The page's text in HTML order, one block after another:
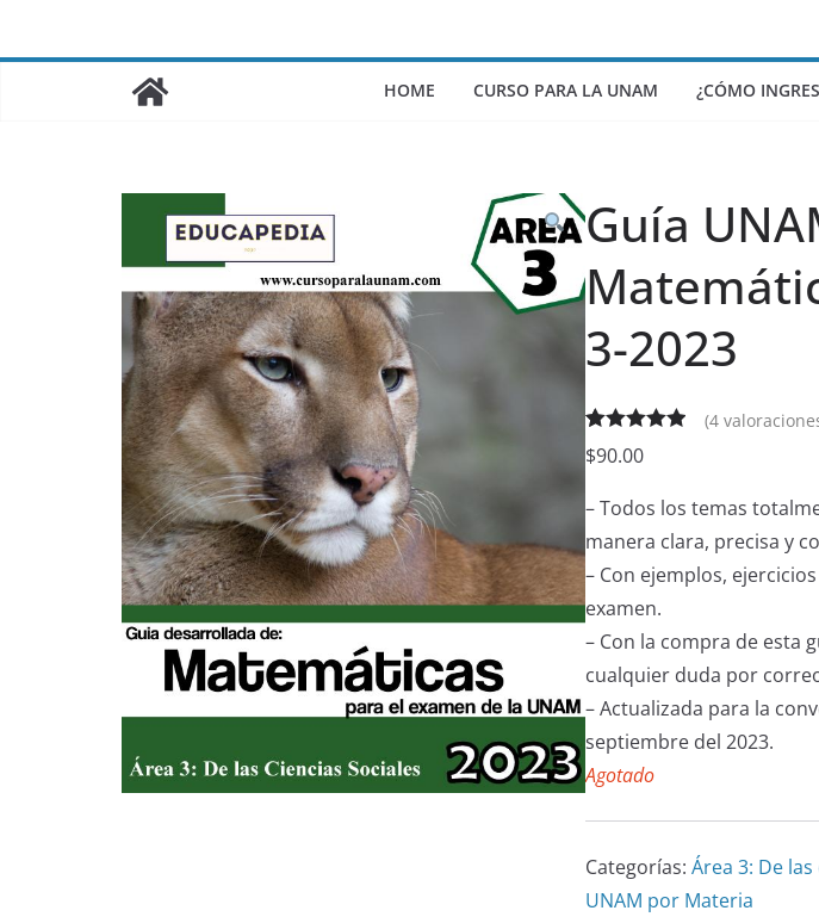
HOME CURSO PARA LA UNAM ¿CÓMO
Guía
3-2023
Valorado
5 basado
en
4
puntuacione
clientes
(4
$90.00
– Todos los temas
manera clara, precisa y
– Con ejemplos,
examen.
– Con la compra de esta
cualquier duda por
– Actualizada para la
septiembre del 2023.
Agotado
Categorías: Área 3: De
UNAM por Materia